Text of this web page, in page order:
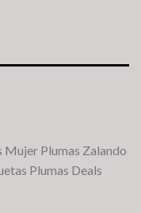
Plumas Zalando
Plumas Deals